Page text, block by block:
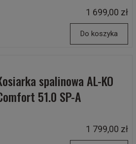
1 699,00 zł
Do koszyka
spalinowa AL-KO
51.0 SP-A
1 799,00 zł